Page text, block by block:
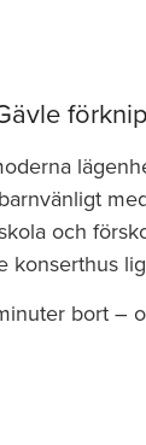
och
konserthus
bort –